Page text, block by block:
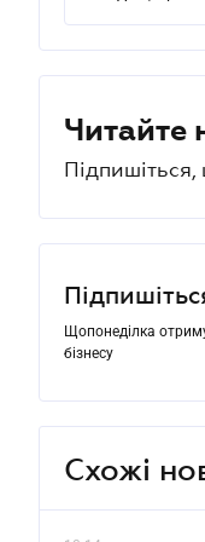
Читайте
Підпишіться,
Щопонеділка
бізнесу
Схожі